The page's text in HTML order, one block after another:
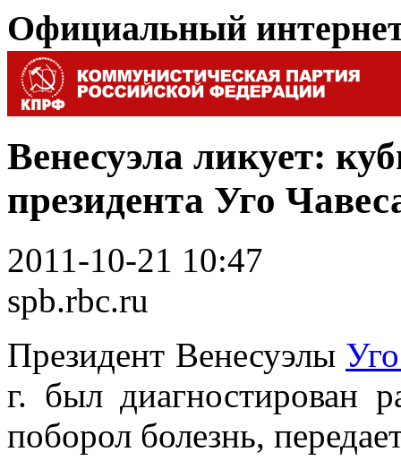
Официальный
Венесуэла ликует:
президента Уго
2011-10-21 10:47
spb.rbc.ru
Президент Венесуэлы
г. был диагностирован
поборол болезнь,